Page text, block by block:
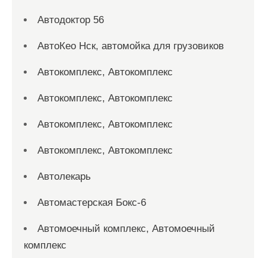
Автодоктор 56
АвтоКео Нск, автомойка для грузовиков
Автокомплекс, Автокомплекс
Автокомплекс, Автокомплекс
Автокомплекс, Автокомплекс
Автокомплекс, Автокомплекс
Автолекарь
Автомастерская Бокс-6
Автомоечный комплекс, Автомоечный
комплекс